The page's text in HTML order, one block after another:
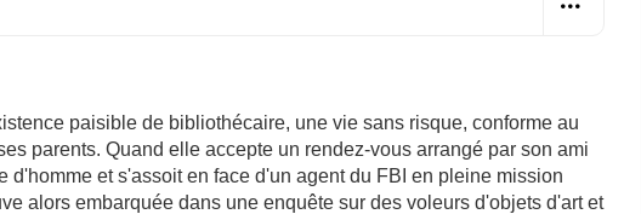
paisible de bibliothécaire, une vie sans risque, conforme au
parents. Quand elle accepte un rendez-vous arrangé par son ami
d'homme et s'assoit en face d'un agent du FBI en pleine mission
alors embarquée dans une enquête sur des voleurs d'objets d'art et